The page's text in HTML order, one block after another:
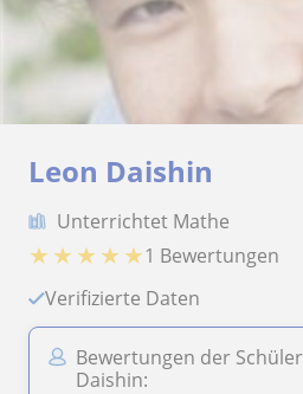
Leon Daishin
Unterrichtet Mathe
★ ★ ★ ★ ★1 Bewertungen
Verifizierte Daten
Bewertungen der
Daishin: